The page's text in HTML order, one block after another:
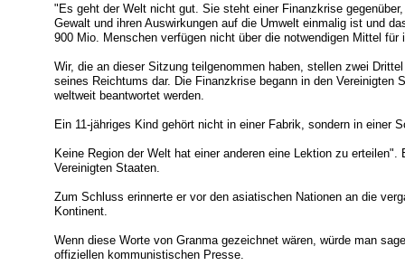
"Es geht der Welt nicht gut. Sie steht einer Finanzkrise
Gewalt und ihren Auswirkungen auf die Umwelt einmalig ist und
900 Mio. Menschen verfügen nicht über die notwendigen Mittel für
Wir, die an dieser Sitzung teilgenommen haben, stellen zwei
seines Reichtums dar. Die Finanzkrise begann in den Vereinigten
weltweit beantwortet werden.
Ein 11-jähriges Kind gehört nicht in einer Fabrik, sondern in einer
Keine Region der Welt hat einer anderen eine Lektion zu
Vereinigten Staaten.
Zum Schluss erinnerte er vor den asiatischen Nationen an die
Kontinent.
Wenn diese Worte von Granma gezeichnet wären, würde man
offiziellen kommunistischen Presse.